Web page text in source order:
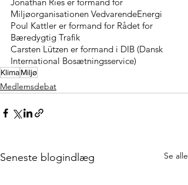
Miljøorganisationen VedvarendeEnergi
Poul Kattler er formand for Rådet for
Bæredygtig Trafik
Carsten Lützen er formand i DIB (Dansk
International Bosætningsservice)
KlimaMiljø
Medlemsdebat
Seneste blogindlæg Se alle